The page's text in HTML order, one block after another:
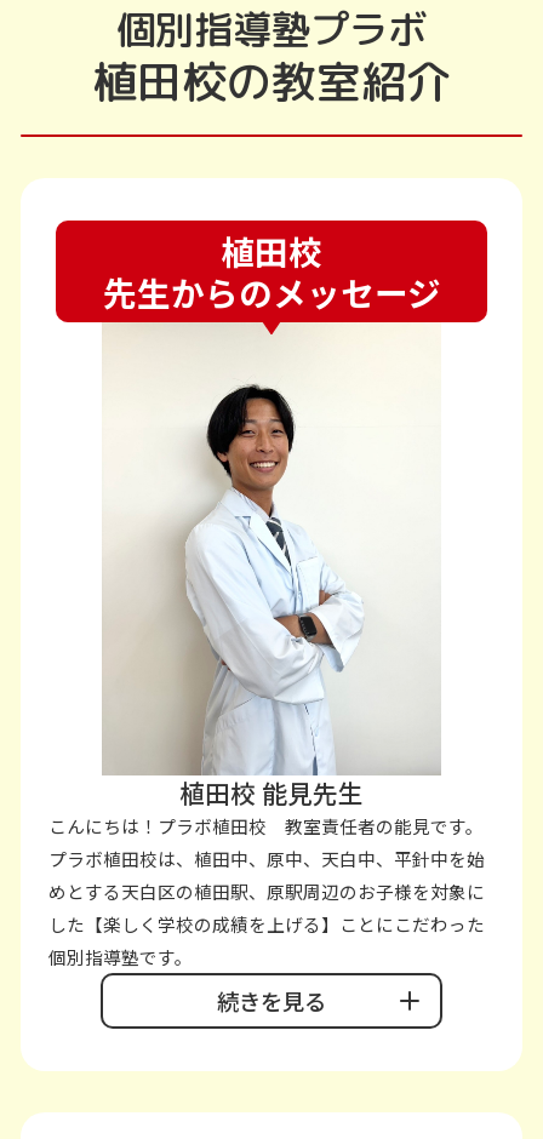
個別指導塾プラボ
植田校の教室紹介
植田校
先生からのメッセージ
植田校 能見先生
こんにちは！プラボ植田校 教室責任者の能見です。
プラボ植田校は、植田中、原中、天白中、平針中を始
めとする天白区の植田駅、原駅周辺のお子様を対象に
した【楽しく学校の成績を上げる】ことにこだわった
個別指導塾です。
【先生1人に生徒さん2人まで】の個別授業なので質問
また、小さな成功体験を積んで勉強が楽しい！と思っ
続きを見る